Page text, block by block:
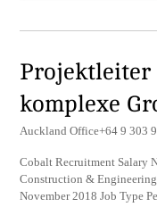
komplexe
Auckland Office+64 9 303
Cobalt Recruitment Salary
Construction &
November 2018 Job Type